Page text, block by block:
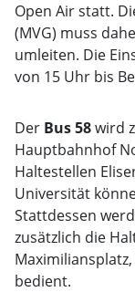
Open Air statt.
(MVG) muss
umleiten. Die
von 15 Uhr bis
Der Bus 58wird
Hauptbahnhof
Haltestellen
Universität
Stattdessen
zusätzlich die
bedient.